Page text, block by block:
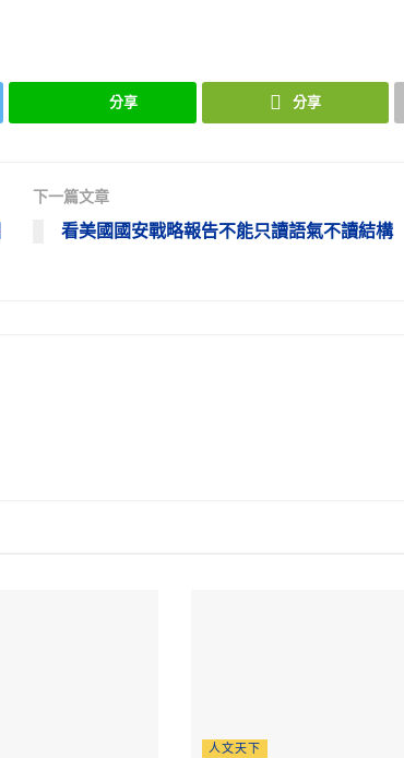
分享 分享
下一篇文章
看美國國安戰略報告不能只讀語氣不讀結構
人文天下